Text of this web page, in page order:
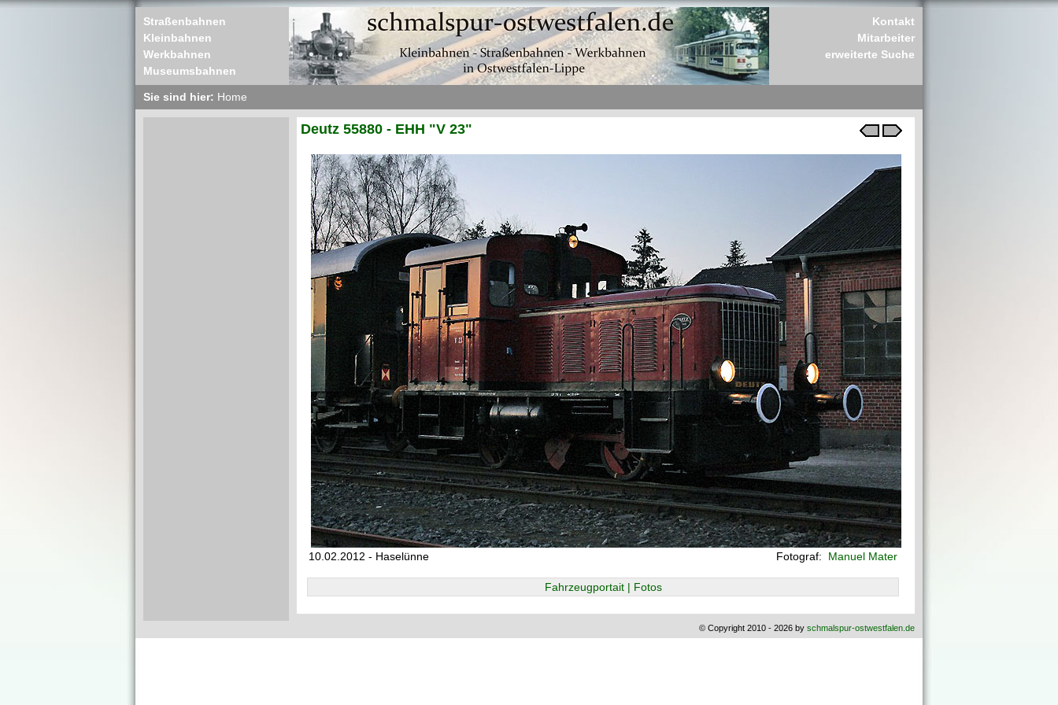
Straßenbahnen
Kleinbahnen
Werkbahnen
Museumsbahnen
Kontakt
Mitarbeiter
erweiterte Suche
Sie sind hier: Home
Deutz 55880 - EHH "V 23"
10.02.2012 - Haselünne Fotograf: Manuel Mater
Fahrzeugportait | Fotos
© Copyright 2010 - 2026 by schmalspur-ostwestfalen.de